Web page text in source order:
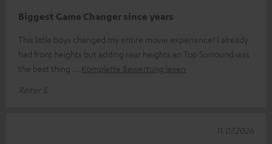
Biggest Game Changer since years
This little boys changed my entire movie experience! I already
had front heights but adding rear heights an Top Surround was
the best thing
Komplette Bewertung lesen
Reiter S.
11.07.2026